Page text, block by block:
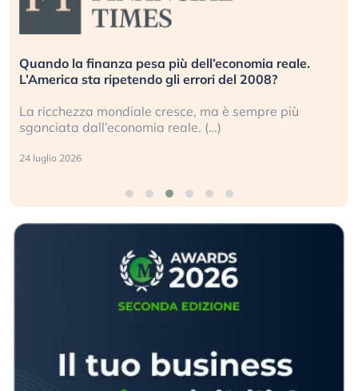
Russia e Cina pronti a spegnere Starlink. Gli
investitori stanno sottovalutando il rischio?
Gli investitori tech continuano a ignorare il rischio
geopolitico: il (…)
17 luglio 2026